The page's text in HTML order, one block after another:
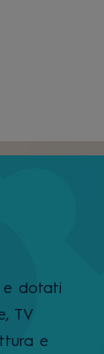
e dotati
TV
e